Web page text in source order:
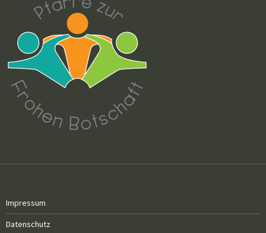
Impressum
Datenschutz